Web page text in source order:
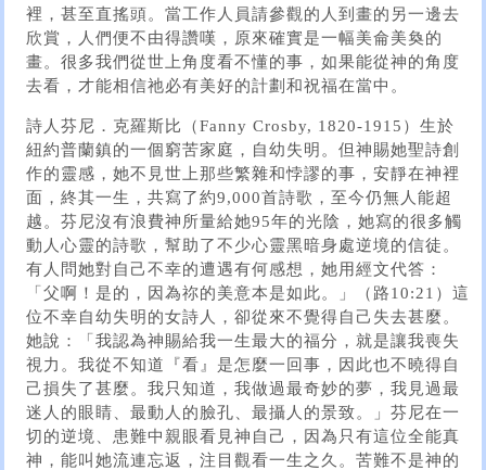
裡，甚至直搖頭。當工作人員請參觀的人到畫的另一邊去
欣賞，人們便不由得讚嘆，原來確實是一幅美侖美奐的
畫。很多我們從世上角度看不懂的事，如果能從神的角度
去看，才能相信祂必有美好的計劃和祝福在當中。
詩人芬尼．克羅斯比（Fanny Crosby, 1820-1915）生於
紐約普蘭鎮的一個窮苦家庭，自幼失明。但神賜她聖詩創
作的靈感，她不見世上那些繁雜和悖謬的事，安靜在神裡
面，終其一生，共寫了約9,000首詩歌，至今仍無人能超
越。芬尼沒有浪費神所量給她95年的光陰，她寫的很多觸
動人心靈的詩歌，幫助了不少心靈黑暗身處逆境的信徒。
有人問她對自己不幸的遭遇有何感想，她用經文代答：
「父啊！是的，因為祢的美意本是如此。」（路10:21）這
位不幸自幼失明的女詩人，卻從來不覺得自己失去甚麼。
她說：「我認為神賜給我一生最大的福分，就是讓我喪失
視力。我從不知道『看』是怎麼一回事，因此也不曉得自
己損失了甚麼。我只知道，我做過最奇妙的夢，我見過最
迷人的眼睛、最動人的臉孔、最攝人的景致。」芬尼在一
切的逆境、患難中親眼看見神自己，因為只有這位全能真
神，能叫她流連忘返，注目觀看一生之久。苦難不是神的